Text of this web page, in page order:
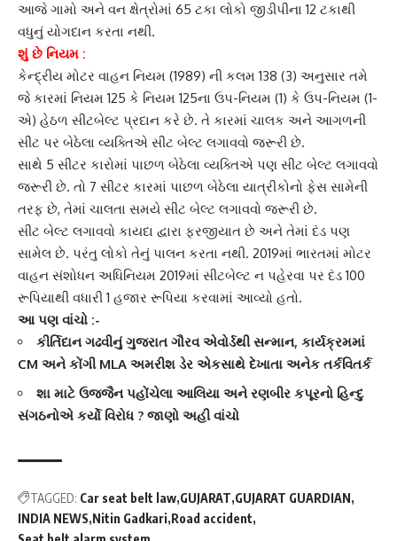
આજે ગામો અને વન ક્ષેત્રોમાં 65 ટકા લોકો જીડીપીના 12 ટકાથી
વધુનું યોગદાન કરતા નથી.
શું છે નિયમ :
કેન્દ્રીય મોટર વાહન નિયમ (1989) ની કલમ 138 (3) અનુસાર તમે
જે કારમાં નિયમ 125 કે નિયમ 125ના ઉપ-નિયમ (1) કે ઉપ-નિયમ (1-
એ) હેઠળ સીટબેલ્ટ પ્રદાન કરે છે. તે કારમાં ચાલક અને આગળની
સીટ પર બેઠેલા વ્યક્તિએ સીટ બેલ્ટ લગાવવો જરૂરી છે.
સાથે 5 સીટર કારોમાં પાછળ બેઠેલા વ્યક્તિએ પણ સીટ બેલ્ટ લગાવવો
જરૂરી છે. તો 7 સીટર કારમાં પાછળ બેઠેલા યાત્રીકોનો ફેસ સામેની
તરફ છે, તેમાં ચાલતા સમયે સીટ બેલ્ટ લગાવવો જરૂરી છે.
સીટ બેલ્ટ લગાવવો કાયદા દ્વારા ફરજીયાત છે અને તેમાં દંડ પણ
સામેલ છે. પરંતુ લોકો તેનું પાલન કરતા નથી. 2019માં ભારતમાં મોટર
વાહન સંશોધન અધિનિયમ 2019માં સીટબેલ્ટ ન પહેરવા પર દંડ 100
રૂપિયાથી વધારી 1 હજાર રૂપિયા કરવામાં આવ્યો હતો.
આ પણ વાંચો :-
કીર્તિદાન ગઢવીનું ગુજરાત ગૌરવ એવોર્ડથી સન્માન, કાર્યક્રમમાં
CM અને કોંગી MLA અમરીશ ડેર એકસાથે દેખાતા અનેક તર્કવિતર્ક
શા માટે ઉજ્જૈન પહોંચેલા આલિયા અને રણબીર કપૂરનો હિન્દુ
સંગઠનોએ કર્યો વિરોધ ? જાણો અહી વાંચો
TAGGED: Car seat belt law GUJARAT GUJARAT GUARDIAN
INDIA NEWS Nitin Gadkari Road accident